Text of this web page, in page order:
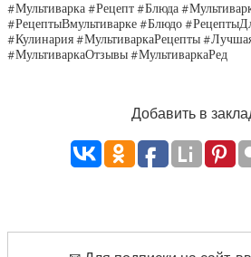
#Мультиварка #Рецепт #Блюда
#РецептыВмультиварке #Блюдо
#Кулинария #МультиваркаРецепты
#МультиваркаОтзывы #МультиваркаРед
Добавить в